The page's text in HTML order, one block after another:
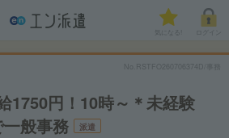
気になる!
No.RSTFO260706374D/事務
1750円！10時～＊未経験
般事務
派遣